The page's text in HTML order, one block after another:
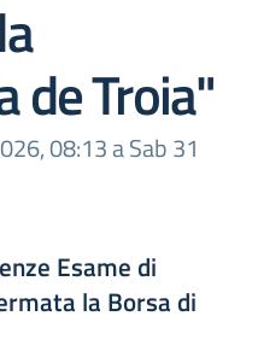
de Troia"
08:13 a Sab 31
Esame di
la Borsa di